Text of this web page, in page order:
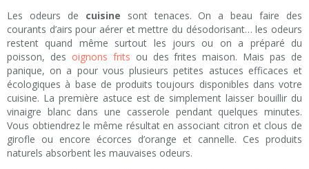
Les odeurs de cuisine sont tenaces. On a beau faire des
courants d’airs pour aérer et mettre du désodorisant… les odeurs
restent quand même surtout les jours ou on a préparé du
poisson, des oignons frits ou des frites maison. Mais pas de
panique, on a pour vous plusieurs petites astuces efficaces et
écologiques à base de produits toujours disponibles dans votre
cuisine. La première astuce est de simplement laisser bouillir du
vinaigre blanc dans une casserole pendant quelques minutes.
Vous obtiendrez le même résultat en associant citron et clous de
girofle ou encore écorces d’orange et cannelle. Ces produits
naturels absorbent les mauvaises odeurs.